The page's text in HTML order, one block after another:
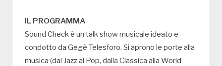
IL PROGRAMMA
Sound Check è un talk show musicale ideato e
condotto da Gegè Telesforo. Si aprono le porte alla
musica (dal Jazz al Pop, dalla Classica alla World